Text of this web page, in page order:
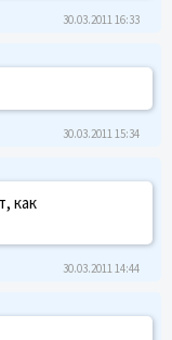
30.03.2011 16:33
30.03.2011 15:34
как
30.03.2011 14:44